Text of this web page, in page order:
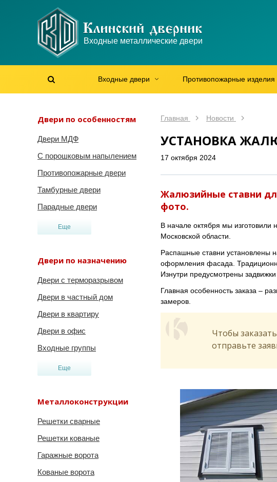
Входные металлические двери
Входные двери Противопожарные изделия
Двери по особенностям
Двери МДФ
С порошковым напылением
Противопожарные двери
Тамбурные двери
Парадные двери
Еще
Двери по назначению
Двери с терморазрывом
Двери в частный дом
Двери в квартиру
Двери в офис
Входные группы
Еще
Металлоконструкции
Решетки сварные
Решетки кованые
Гаражные ворота
Кованые ворота
Главная Новости
УСТАНОВКА
17 октября 2024
Жалюзийные ставни
фото.
В начале октября мы изготовили
Московской области.
Распашные ставни установлены
оформления фасада.
Изнутри предусмотрены
Главная особенность заказа –
замеров.
Чтобы
отправьте
Max
Мы онлайн!
WhatsApp
Мы онлайн!
Telegram
Мы онлайн!
Max
Мы онлайн!
WhatsApp
Мы онлайн!